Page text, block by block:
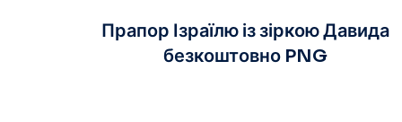
Прапор Ізраїлю із зіркою Давида
безкоштовно PNG